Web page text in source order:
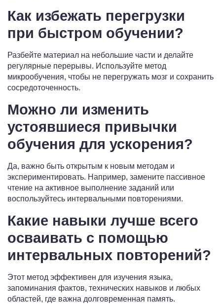
Как избежать перегрузки
при быстром обучении?
Разбейте материал на небольшие части и делайте
регулярные перерывы. Используйте метод
микрообучения, чтобы не перегружать мозг и сохранить
сосредоточенность.
Можно ли изменить
устоявшиеся привычки
обучения для ускорения?
Да, важно быть открытым к новым методам и
экспериментировать. Например, замените пассивное
чтение на активное выполнение заданий или
воспользуйтесь интервальными повторениями.
Какие навыки лучше всего
осваивать с помощью
интервальных повторений?
Этот метод эффективен для изучения языка,
запоминания фактов, технических навыков и любых
областей, где важна долговременная память.